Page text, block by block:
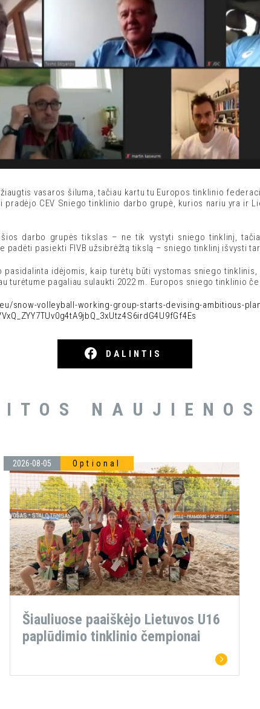
vasaros šiluma, tačiau kartu tu Europos tinklinio
pradėjo CEV Sniego tinklinio darbo grupė, kurios nariu yra ir
šios darbo grupės tikslas – ne tik vystyti sniego tinklinį,
padėti pasiekti FIVB užsibrėžtą tikslą – sniego tinklinį išvysti
pasidalinta idėjomis, kaip turėtų būti vystomas sniego tinklinis,
turėtume pagaliau sulaukti 2022 m. Europos sniego tinklinio
snow-volleyball-working-group-starts-devising-ambitious-
DALINTIS
2026-08-05 Optional
Šiauliuose paaiškėjo Lietuvos U16
paplūdimio tinklinio čempionai